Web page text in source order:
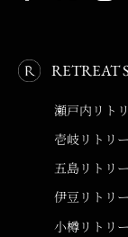
RETREAT
瀬戸内リト
壱岐リトリ
五島リトリ
伊豆リトリ
小樽リトリ